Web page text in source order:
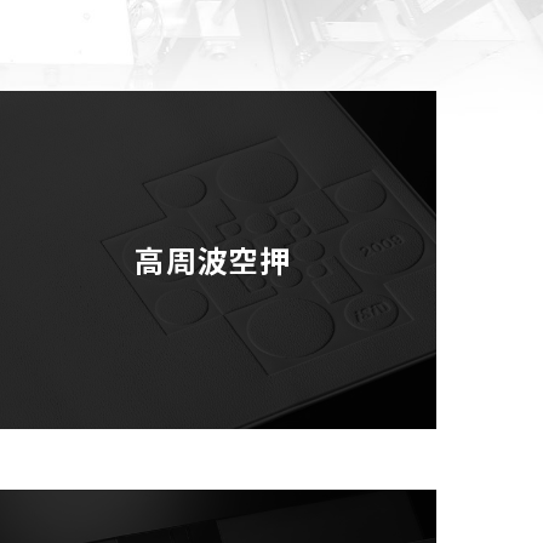
高周波空押